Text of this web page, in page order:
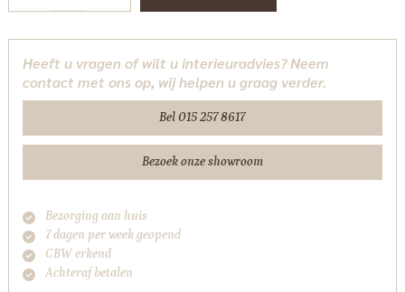
large
Richmond
Interiors
Heeft u vragen of wilt u interieuradvies? Neem
contact met ons op, wij helpen u graag verder.
Bel 015 257 8617
Bezoek onze showroom
Bezorging aan huis
7 dagen per week geopend
CBW erkend
Achteraf betalen